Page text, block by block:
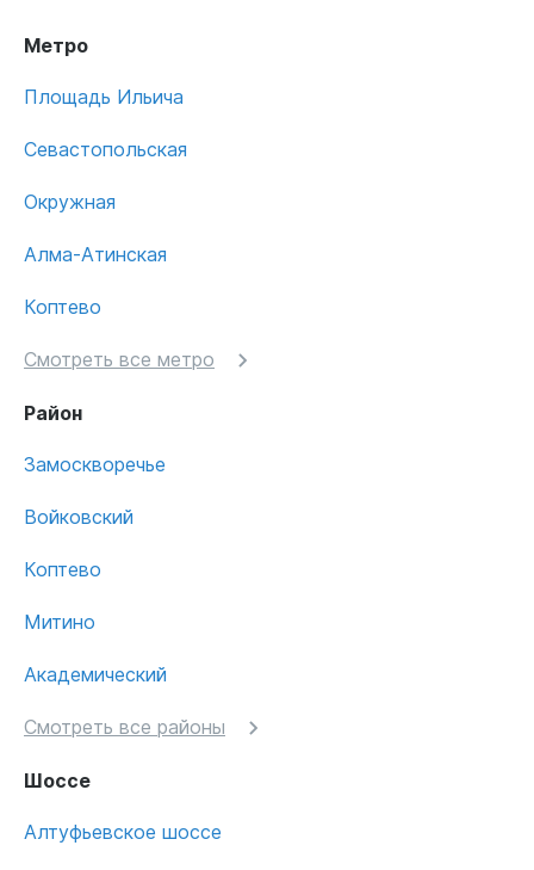
Метро
Площадь Ильича
Севастопольская
Окружная
Алма-Атинская
Коптево
Смотреть все метро
Район
Замоскворечье
Войковский
Коптево
Митино
Академический
Смотреть все районы
Шоссе
Алтуфьевское шоссе